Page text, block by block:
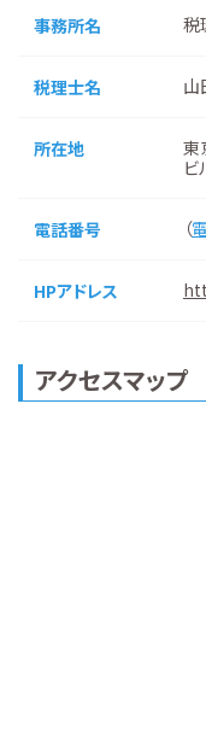
事務所名 税
税理士名 山
所在地
東
ビ
電話番号 （
HPアドレス
アクセスマップ